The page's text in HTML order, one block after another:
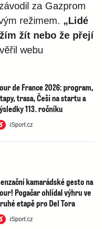
za Gazprom
režimem. „Lidé
žít nebo že přejí
webu
de France 2026: program,
trasa, Češi na startu a
113. ročníku
iSport.cz
kamarádské gesto na
Pogačar ohlídal výhru ve
etapě pro Del Tora
iSport.cz